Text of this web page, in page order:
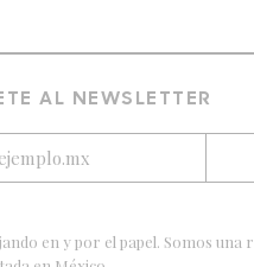
AL NEWSLETTER
en y por el papel. Somos una